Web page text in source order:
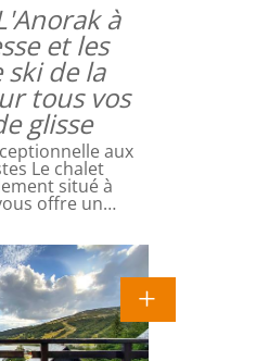
à
et les
ski de la
tous vos
glisse
aux
Le chalet
situé à
offre un…